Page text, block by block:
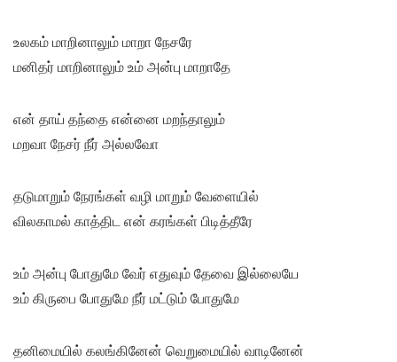
உலகம் மாறினாலும் மாறா நேசரே
மனிதர் மாறினாலும் உம் அன்பு மாறாதே
என் தாய் தந்தை என்னை மறந்தாலும்
மறவா நேசர் நீர் அல்லவோ
தடுமாறும் நேரங்கள் வழி மாறும் வேளையில்
விலகாமல் காத்திட என் கரங்கள் பிடித்தீரே
உம் அன்பு போதுமே வேர் எதுவும் தேவை இல்லையே
உம் கிருபை போதுமே நீர் மட்டும் போதுமே
தனிமையில் கலங்கினேன் வெறுமையில் வாடினேன்